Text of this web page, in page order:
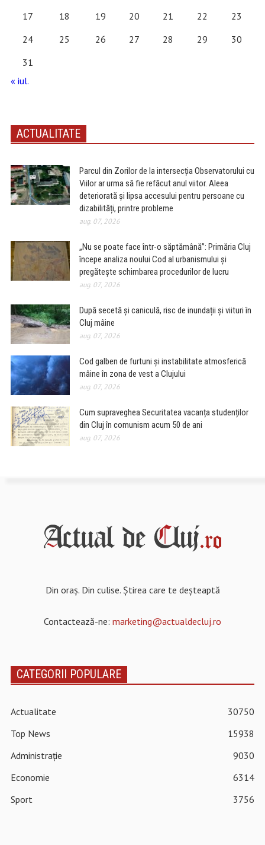
17
18 19 20 21 22
23
24
25 26 27 28 29
30
31
« iul.
ACTUALITATE
Parcul din Zorilor de la intersecția Observatorului cu
Viilor ar urma să fie refăcut anul viitor. Aleea
deteriorată și lipsa accesului pentru persoane cu
dizabilități, printre probleme
aug. 07, 2026
„Nu se poate face într-o săptămână”: Primăria Cluj
începe analiza noului Cod al urbanismului și
pregătește schimbarea procedurilor de lucru
aug. 07, 2026
După secetă și caniculă, risc de inundații și viituri în
Cluj mâine
aug. 07, 2026
Cod galben de furtuni și instabilitate atmosferică
mâine în zona de vest a Clujului
aug. 07, 2026
Cum supraveghea Securitatea vacanța studenților
din Cluj în comunism acum 50 de ani
aug. 07, 2026
Din oraș. Din culise. Știrea care te deșteaptă
Contactează-ne: marketing@actualdecluj.ro
CATEGORII POPULARE
Actualitate
30750
Top News
15938
Administrație
9030
Economie
6314
Sport
3756